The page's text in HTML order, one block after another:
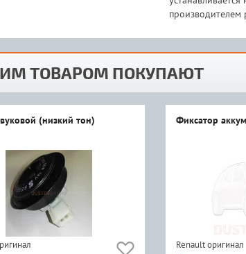
производителем
ТОВАРОМ ПОКУПАЮТ
(низкий тон) Фиксатор
Renault оригинал